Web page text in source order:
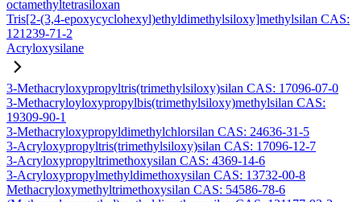
octamethyltetrasiloxan
Tris[2-(3,4-epoxycyclohexyl)ethyldimethylsiloxy]methylsilan CAS:
121239-71-2
Acryloxysilane
3-Methacryloxypropyltris(trimethylsiloxy)silan CAS: 17096-07-0
3-Methacryloyloxypropylbis(trimethylsiloxy)methylsilan CAS:
19309-90-1
3-Methacryloxypropyldimethylchlorsilan CAS: 24636-31-5
3-Acryloxypropyltris(trimethylsiloxy)silan CAS: 17096-12-7
3-Acryloxypropyltrimethoxysilan CAS: 4369-14-6
3-Acryloxypropylmethyldimethoxysilan CAS: 13732-00-8
Methacryloxymethyltrimethoxysilan CAS: 54586-78-6